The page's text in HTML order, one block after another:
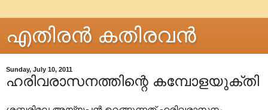
എതിരന്‍ കതിരവന്‍
Sunday, July 10, 2011
ഹരിവരാസനത്തിന്റെ കമ്പോളയുക്തി